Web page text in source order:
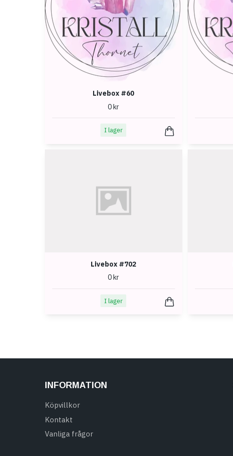
Livebox #60
0 kr
I lager
Livebox #702
0 kr
I lager
INFORMATION
Köpvillkor
Kontakt
Vanliga frågor